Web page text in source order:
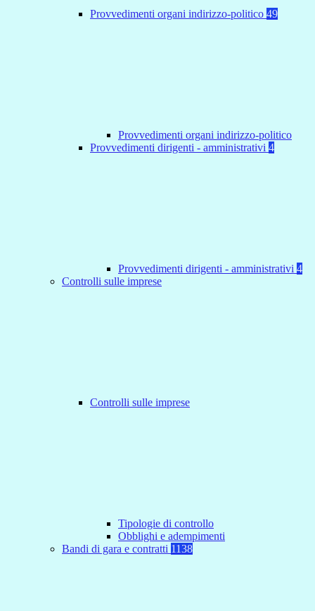
Provvedimenti organi indirizzo-politico 49
Provvedimenti organi indirizzo-politico
Provvedimenti dirigenti - amministrativi 4
Provvedimenti dirigenti - amministrativi 4
Controlli sulle imprese
Controlli sulle imprese
Tipologie di controllo
Obblighi e adempimenti
Bandi di gara e contratti 1138